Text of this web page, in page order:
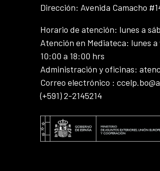
Dirección: Avenida Camacho
Horario de atención: lunes a
Atención en Mediateca: lunes
10:00 a 18:00 hrs
Administración y oficinas:
Correo electrónico :
(+591) 2-2145214